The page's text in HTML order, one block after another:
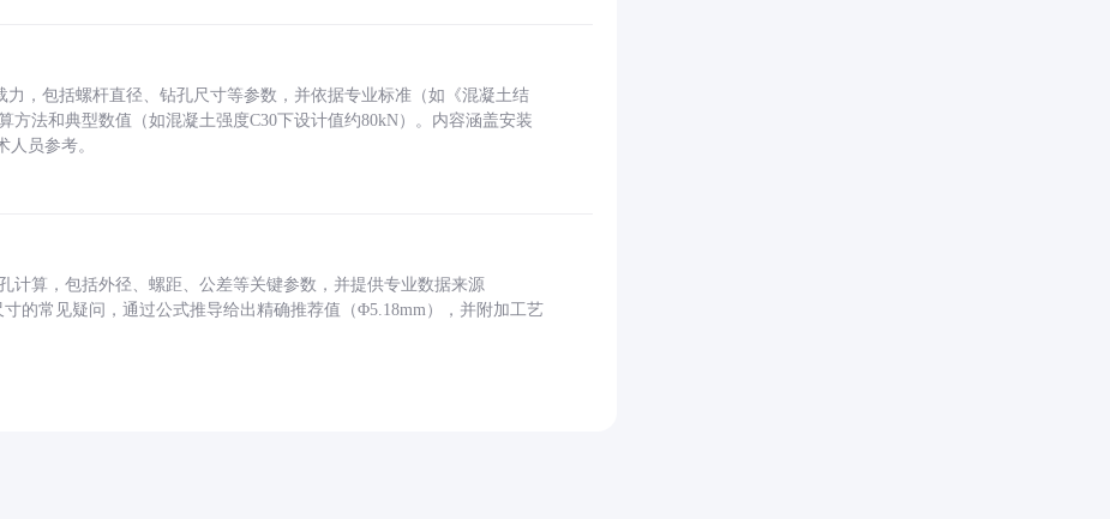
，包括螺杆直径、钻孔尺寸等参数，并依据专业标准（如《混凝土结
方法和典型数值（如混凝土强度C30下设计值约80kN）。内容涵盖安装
员参考。
计算，包括外径、螺距、公差等关键参数，并提供专业数据来源
寸的常见疑问，通过公式推导给出精确推荐值（Φ5.18mm），并附加工艺